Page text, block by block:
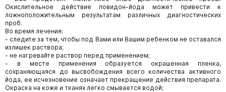
Окислительное действие повидон-йода может привести к
ложноположительным результатам различных диагностических
проб.
Во время лечения:
- следите за тем, чтобы под Вами или Вашим ребенком не оставался
излишек раствора;
- не нагревайте раствор перед применением;
- в месте применения образуется окрашенная пленка,
сохраняющаяся до высвобождения всего количества активного
йода, ее исчезновение означает прекращение действия препарата.
Окраска на коже и тканях легко смывается водой;